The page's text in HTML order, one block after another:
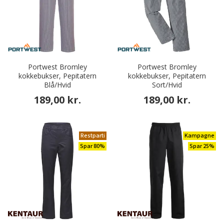
Portwest Bromley
kokkebukser, Pepitatern
Blå/Hvid
189,00 kr.
Portwest Bromley
kokkebukser, Pepitatern
Sort/Hvid
189,00 kr.
Restparti
Spar 80%
Kampagne
Spar 25%